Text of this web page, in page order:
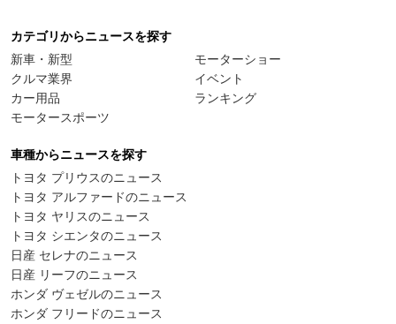
カテゴリからニュースを探す
新車・新型
クルマ業界
カー用品
モータースポーツ
モーターショー
イベント
ランキング
車種からニュースを探す
トヨタ プリウスのニュース
トヨタ アルファードのニュース
トヨタ ヤリスのニュース
トヨタ シエンタのニュース
日産 セレナのニュース
日産 リーフのニュース
ホンダ ヴェゼルのニュース
ホンダ フリードのニュース